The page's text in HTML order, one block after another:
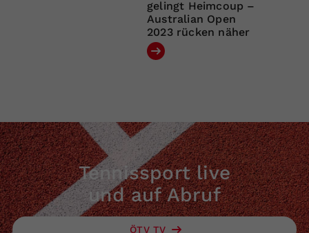
gelingt Heimcoup –
Australian Open
2023 rücken näher
Tennissport live
und auf Abruf
ÖTV TV